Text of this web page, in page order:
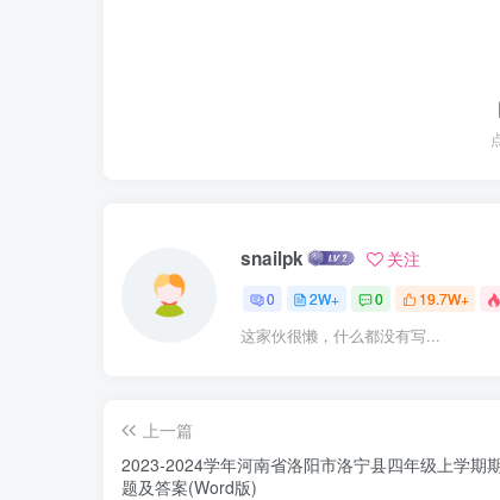
snailpk 关注
0 2W+ 0 19.7W+
这家伙很懒，什么都没有写...
上一篇
2023-2024学年河南省洛阳市洛宁县四年级上学期
题及答案(Word版)